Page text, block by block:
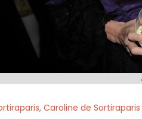
, Caroline de Sortiraparis